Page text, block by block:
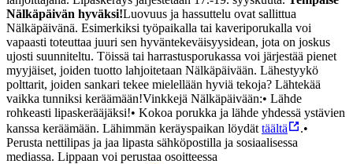
Nälkäpäivän hyväksi!Luovuus ja hassuttelu ovat sallittua
Nälkäpäivänä. Esimerkiksi työpaikalla tai kaveriporukalla voi
vapaasti toteuttaa juuri sen hyväntekeväisyysidean, jota on joskus
ujosti suunniteltu. Töissä tai harrastusporukassa voi järjestää pienet
myyjäiset, joiden tuotto lahjoitetaan Nälkäpäivään. Lähestyykö
polttarit, joiden sankari tekee mielellään hyviä tekoja? Lähtekää
vaikka tunniksi keräämään!Vinkkejä Nälkäpäivään:• Lähde
rohkeasti lipaskerääjäksi!• Kokoa porukka ja lähde yhdessä ystävien
kanssa keräämään. Lähimmän keräyspaikan löydät täältä .•
Perusta nettilipas ja jaa lipasta sähköpostilla ja sosiaalisessa
mediassa. Lippaan voi perustaa osoitteessa